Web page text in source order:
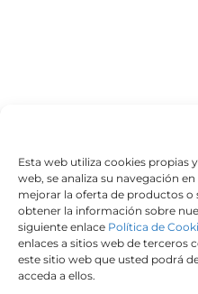
Esta web utiliza cookies propias
web, se analiza su navegación
mejorar la oferta de productos o
obtener la información sobre
siguiente enlace Política de
enlaces a sitios web de terceros
este sitio web que usted podrá
acceda a ellos.